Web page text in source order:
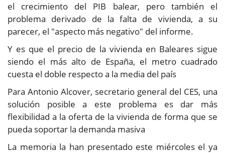
el crecimiento del PIB balear, pero también el
problema derivado de la falta de vivienda, a su
parecer, el "aspecto más negativo" del informe.
Y es que el precio de la vivienda en Baleares sigue
siendo el más alto de España, el metro cuadrado
cuesta el doble respecto a la media del país
Para Antonio Alcover, secretario general del CES, una
solución posible a este problema es dar más
flexibilidad a la oferta de la vivienda de forma que se
pueda soportar la demanda masiva
La memoria la han presentado este miércoles el ya